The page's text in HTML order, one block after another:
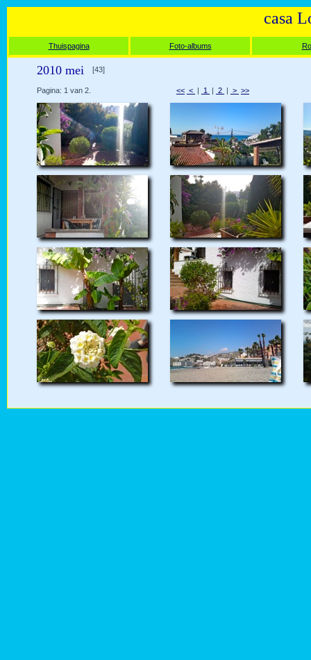
casa
Thuispagina Foto-albums
2010 mei [43]
Pagina: 1 van 2. << < | 1 | 2 | > >>